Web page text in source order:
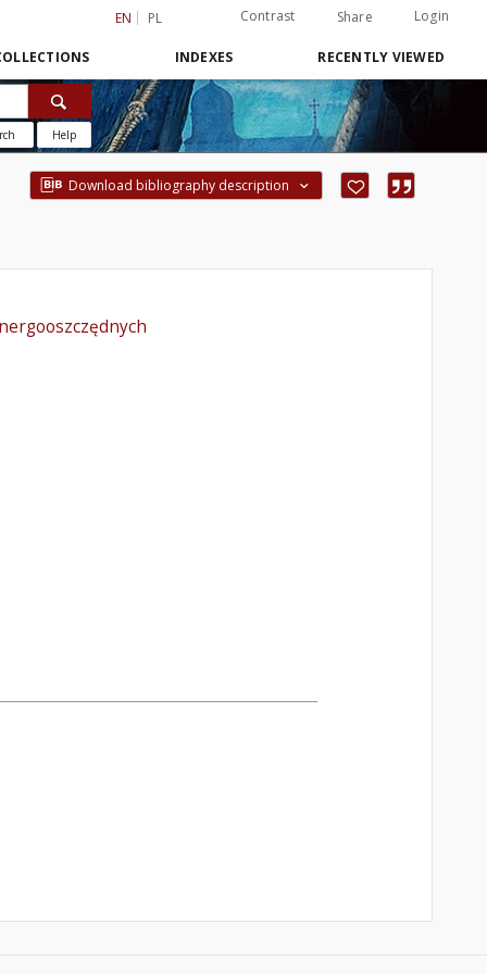
EN PL Contrast Share Login
INDEXES RECENTLY VIEWED
Help
Download bibliography description